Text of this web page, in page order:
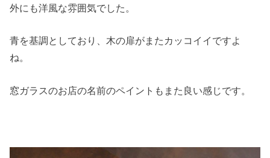
外にも洋風な雰囲気でした。
青を基調としており、木の扉がまたカッコイイですよ
ね。
窓ガラスのお店の名前のペイントもまた良い感じです。